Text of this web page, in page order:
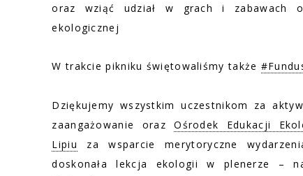
oraz wziąć udział w grach i zabawach
ekologicznej
W trakcie pikniku świętowaliśmy także
Dziękujemy wszystkim uczestnikom za
zaangażowanie orazOśrodek Edukacji
Lipiu za wsparcie merytoryczne
doskonała lekcja ekologii w plenerze –